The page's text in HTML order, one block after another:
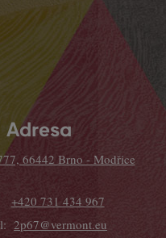
Adresa
66442 Brno - Modřice
+420 731 434 967
2p67@vermont.eu